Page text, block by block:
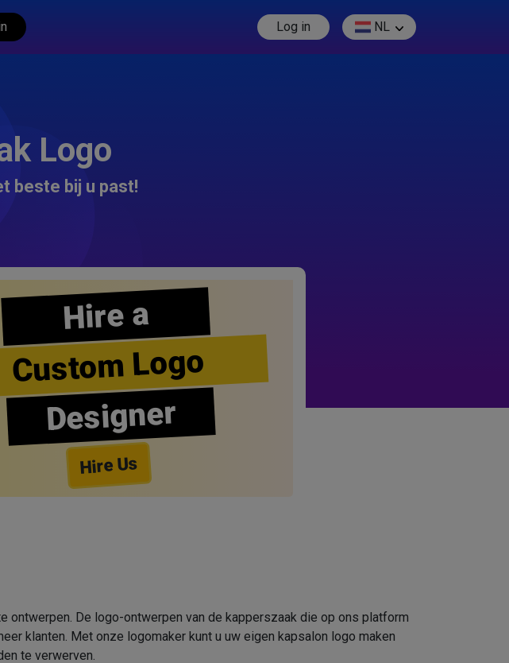
Log in NL
Logo
beste bij u past!
Hire a
Custom Logo
Designer
Hire Us
De logo-ontwerpen van de kapperszaak die op ons platform
klanten. Met onze logomaker kunt u uw eigen kapsalon logo maken
te verwerven.